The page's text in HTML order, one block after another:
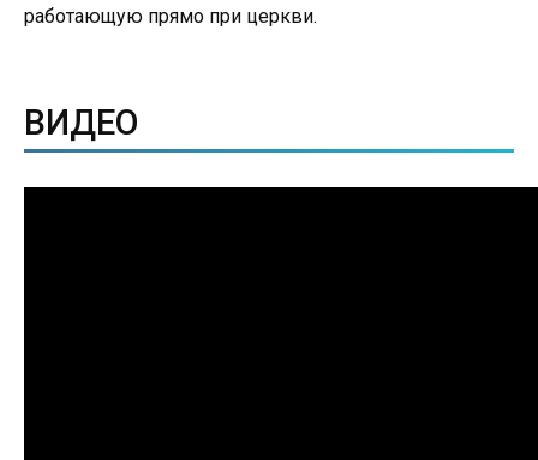
работающую прямо при церкви.
ВИДЕО